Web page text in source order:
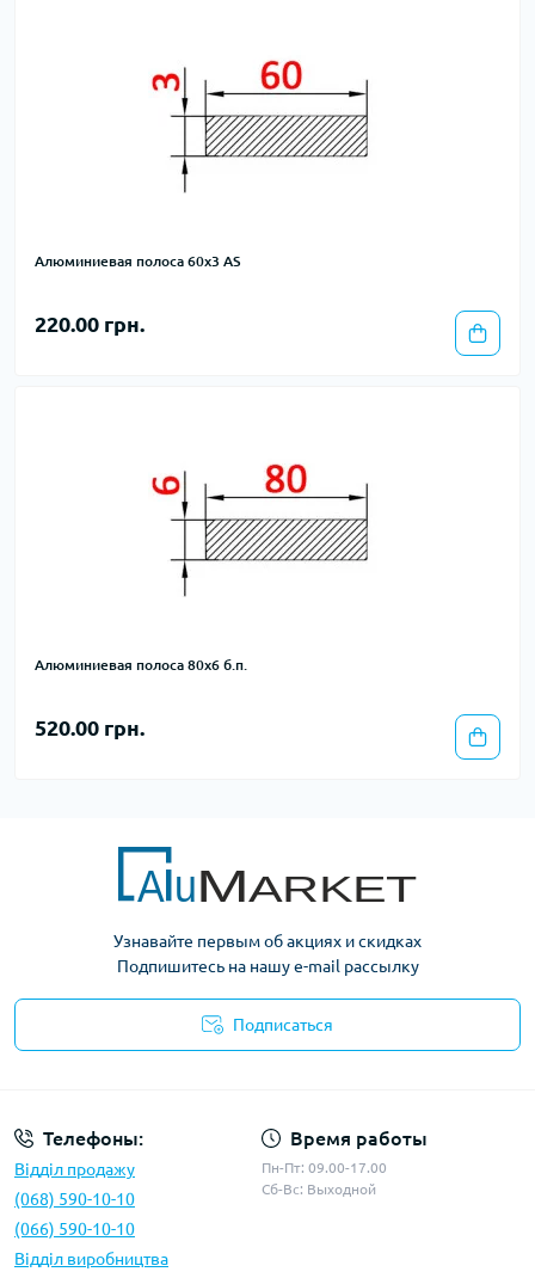
Алюминиевая полоса 60х3 AS
220.00 грн.
Алюминиевая полоса 80х6 б.п.
520.00 грн.
Узнавайте первым об акциях и скидках
Подпишитесь на нашу e-mail рассылку
Подписаться
Телефоны:
Відділ продажу
(068) 590-10-10
(066) 590-10-10
Відділ виробництва
Время работы
Пн-Пт: 09.00-17.00
Сб-Вс: Выходной